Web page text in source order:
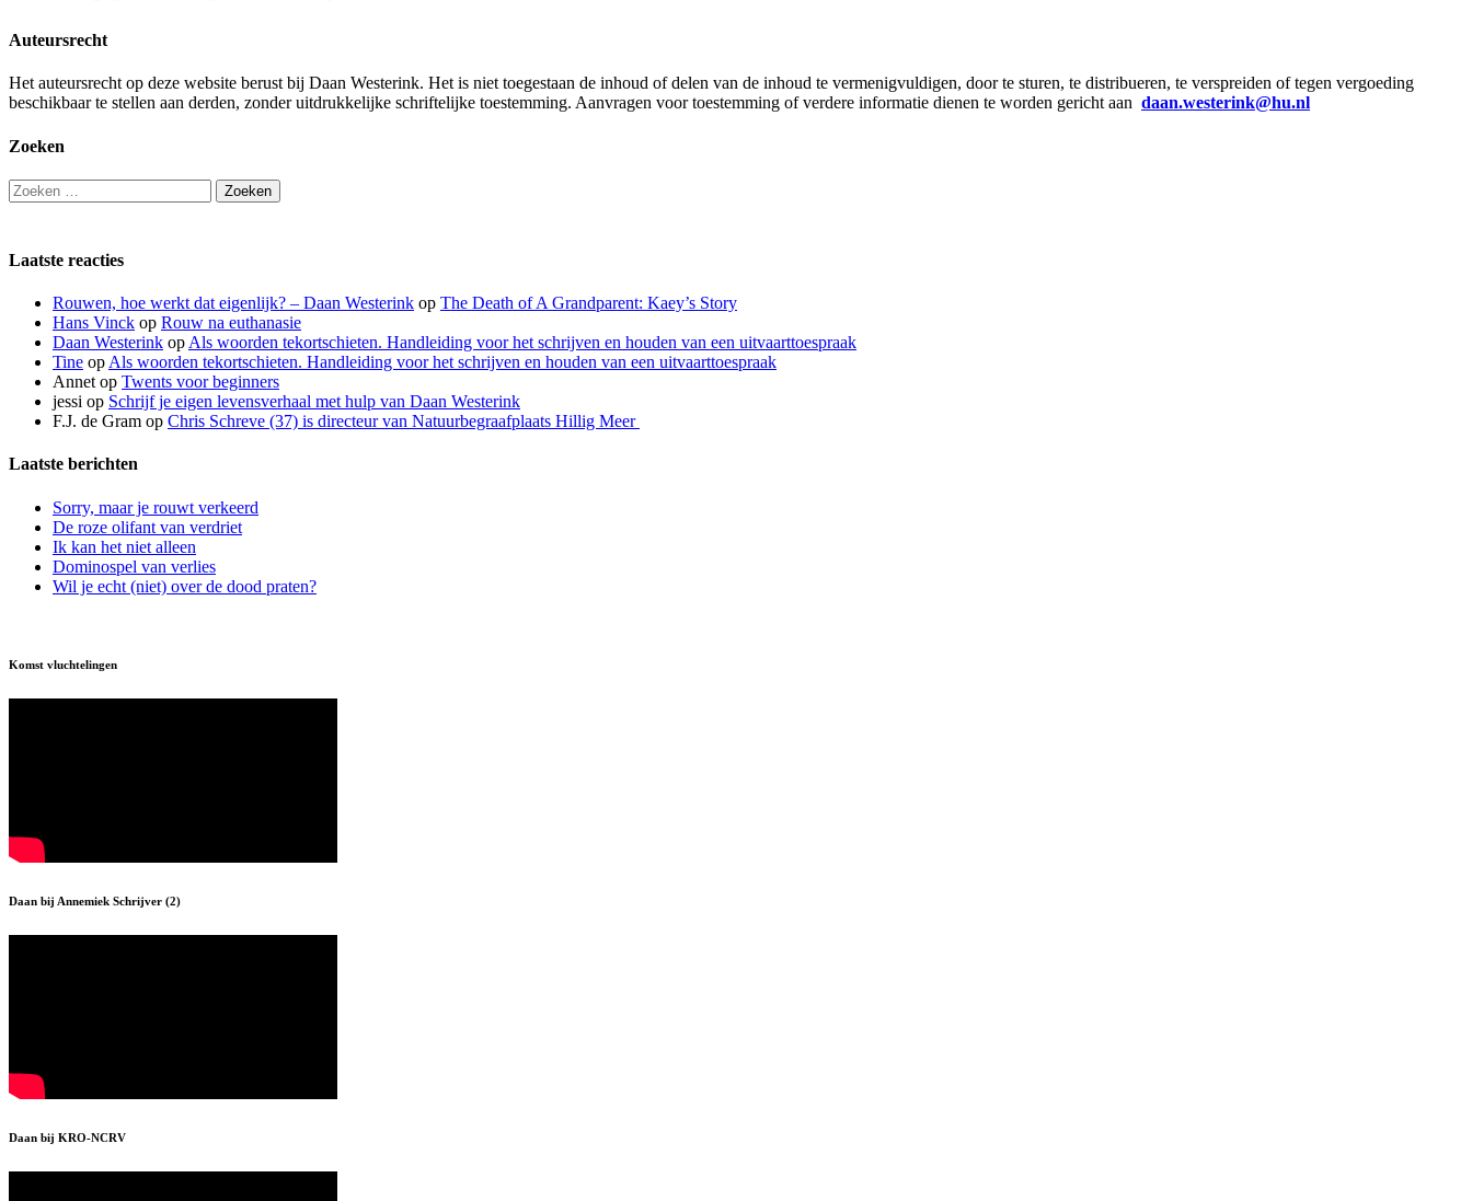
Auteursrecht
Het auteursrecht op deze website berust bij Daan Westerink. Het is niet toegestaan de inhoud of delen van de inhoud te vermenigvuldigen, door te sturen, te distribueren, te verspreiden of tegen vergoeding
beschikbaar te stellen aan derden, zonder uitdrukkelijke schriftelijke toestemming. Aanvragen voor toestemming of verdere informatie dienen te worden gericht aan daan.westerink@hu.nl
Zoeken
Zoeken
naar:
Laatste reacties
Rouwen, hoe werkt dat eigenlijk? – Daan Westerink op The Death of A Grandparent: Kaey’s Story
Hans Vinck op Rouw na euthanasie
Daan Westerink op Als woorden tekortschieten. Handleiding voor het schrijven en houden van een uitvaarttoespraak
Tine op Als woorden tekortschieten. Handleiding voor het schrijven en houden van een uitvaarttoespraak
Annet op Twents voor beginners
jessi op Schrijf je eigen levensverhaal met hulp van Daan Westerink
F.J. de Gram op Chris Schreve (37) is directeur van Natuurbegraafplaats Hillig Meer
Laatste berichten
Sorry, maar je rouwt verkeerd
De roze olifant van verdriet
Ik kan het niet alleen
Dominospel van verlies
Wil je echt (niet) over de dood praten?
Komst vluchtelingen
Daan bij Annemiek Schrijver (2)
Daan bij KRO-NCRV